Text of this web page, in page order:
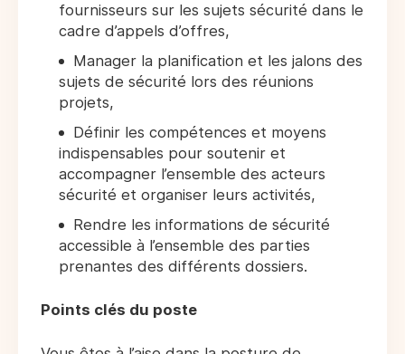
fournisseurs sur les sujets sécurité dans le
cadre d’appels d’offres,
Manager la planification et les jalons des
sujets de sécurité lors des réunions
projets,
Définir les compétences et moyens
indispensables pour soutenir et
accompagner l’ensemble des acteurs
sécurité et organiser leurs activités,
Rendre les informations de sécurité
accessible à l’ensemble des parties
prenantes des différents dossiers.
Points clés du poste